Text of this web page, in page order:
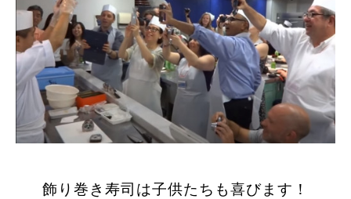
飾り巻き寿司は子供たちも喜びます！